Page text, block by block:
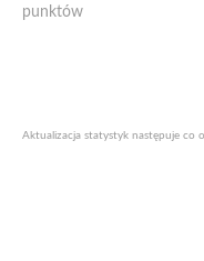
punktów
Aktualizacja statystyk następuje co